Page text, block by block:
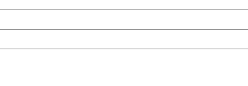
ช้งานปกติ เช่นไม่ทำตก ไม่งัดหรือโยกสินค้าแรงๆ
แล้วเช็ดให้แห้ง
ด เนื่องจากผิวของสินค้าจะเสียหายได้
สะอาด ขัดหรือถู บนตัวสินค้า ซึ่งจะสร้างความเสียหายให้เกิดขึ้นกับผิวข